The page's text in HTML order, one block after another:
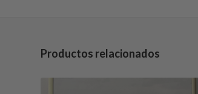
Productos relacionados